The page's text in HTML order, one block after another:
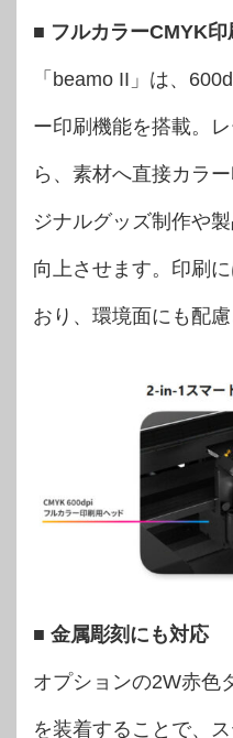
■ フルカラーCMYK印
「beamo II」は、
ー印刷機能を搭載。
ら、素材へ直接カラ
ジナルグッズ制作や
向上させます。印刷
おり、環境面にも配慮
■ 金属彫刻にも対応
オプションの2W赤色
を装着することで、